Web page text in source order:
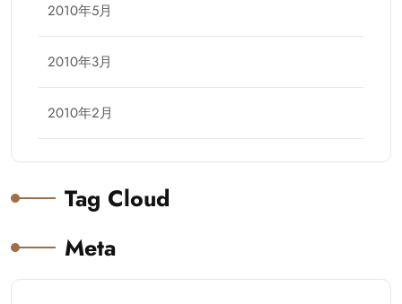
2010年5月
2010年3月
2010年2月
Tag Cloud
Meta